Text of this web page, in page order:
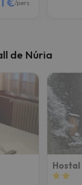
/pers.
de Núria
Hostal